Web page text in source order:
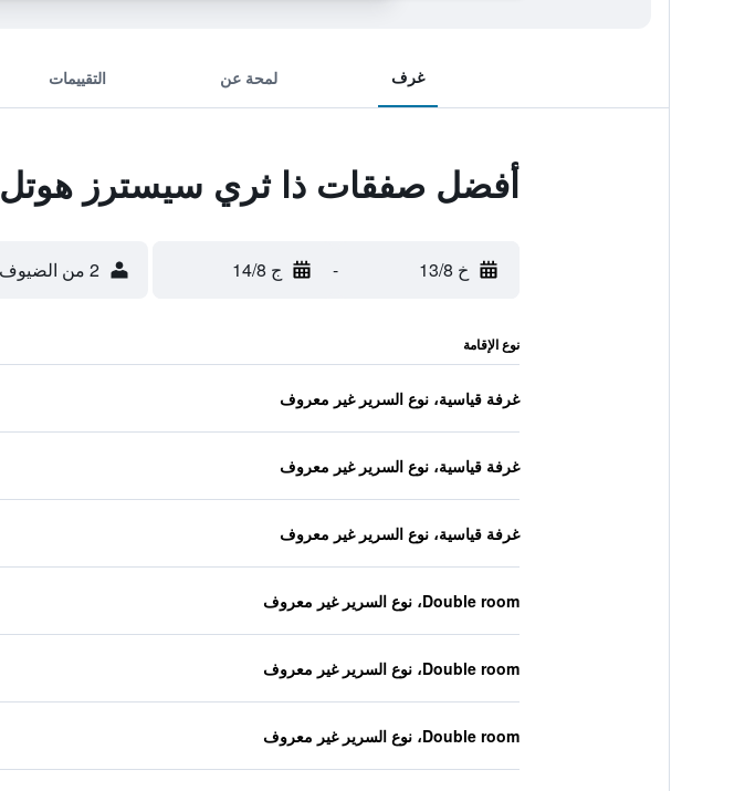
غرف لمحة عن التقييمات
أفضل صفقات ذا ثري سيسترز هوتل
خ 13/8 - ج 14/8 2 من الضيوف، غرفة واحدة
نوع الإقامة
غرفة قياسية، نوع السرير غير معروف
غرفة قياسية، نوع السرير غير معروف
غرفة قياسية، نوع السرير غير معروف
Double room، نوع السرير غير معروف
Double room، نوع السرير غير معروف
Double room، نوع السرير غير معروف